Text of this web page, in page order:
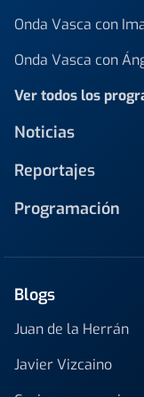
Onda Vasca con
Onda Vasca con
Ver todos los
Noticias
Reportajes
Programación
Blogs
Juan de la Herrán
Javier Vizcaino